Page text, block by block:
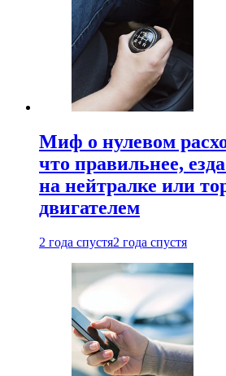
Миф о нулевом
что правильнее,
на нейтралке или
двигателем
2 года спустя2 года спустя